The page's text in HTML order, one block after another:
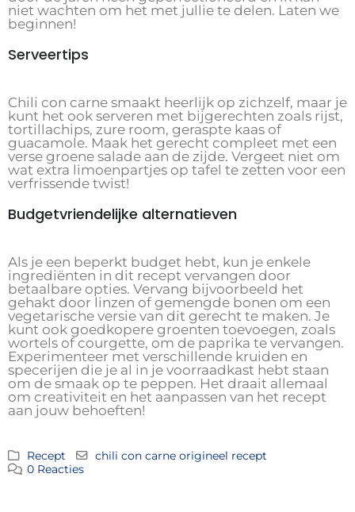
niet wachten om het met jullie te delen. Laten we
beginnen!
Serveertips
Chili con carne smaakt heerlijk op zichzelf, maar je
kunt het ook serveren met bijgerechten zoals rijst,
tortillachips, zure room, geraspte kaas of
guacamole. Maak het gerecht compleet met een
verse groene salade aan de zijde. Vergeet niet om
wat extra limoenpartjes op tafel te zetten voor een
verfrissende twist!
Budgetvriendelijke alternatieven
Als je een beperkt budget hebt, kun je enkele
ingrediënten in dit recept vervangen door
betaalbare opties. Vervang bijvoorbeeld het
gehakt door linzen of gemengde bonen om een
vegetarische versie van dit gerecht te maken. Je
kunt ook goedkopere groenten toevoegen, zoals
wortels of courgette, om de paprika te vervangen.
Experimenteer met verschillende kruiden en
specerijen die je al in je voorraadkast hebt staan
om de smaak op te peppen. Het draait allemaal
om creativiteit en het aanpassen van het recept
aan jouw behoeften!
Recept
chili con carne origineel recept
0 Reacties